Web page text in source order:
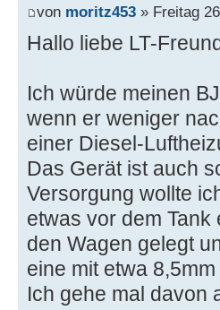
von moritz453 » Freitag
Hallo liebe LT-
Ich würde meinen
wenn er weniger
einer Diesel-
Das Gerät ist auch
Versorgung wollte
etwas vor dem
den Wagen gelegt
eine mit etwa
Ich gehe mal davon